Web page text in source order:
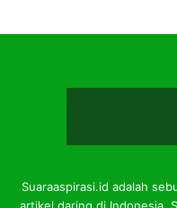
Suaraaspirasi.id adalah